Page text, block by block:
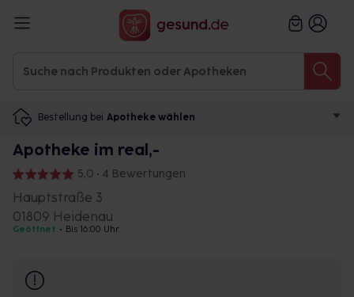
Bestellung bei Apotheke wählen
Apotheke im real,-
5,0 • 4 Bewertungen
Hauptstraße 3
01809 Heidenau
Geöffnet • Bis 16:00 Uhr